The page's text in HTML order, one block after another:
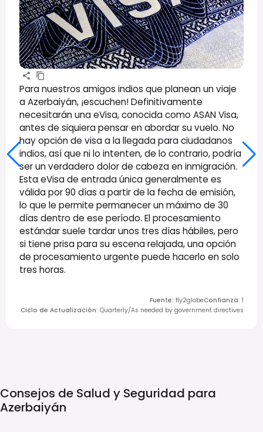
Para nuestros amigos indios que planean un viaje
a Azerbaiyán, ¡escuchen! Definitivamente
necesitarán una eVisa, conocida como ASAN Visa,
antes de siquiera pensar en abordar su vuelo. No
hay opción de visa a la llegada para ciudadanos
indios, así que ni lo intenten, de lo contrario, podría
ser un verdadero dolor de cabeza en inmigración.
Esta eVisa de entrada única generalmente es
válida por 90 días a partir de la fecha de emisión,
lo que le permite permanecer un máximo de 30
días dentro de ese período. El procesamiento
estándar suele tardar unos tres días hábiles, pero
si tiene prisa para su escena relajada, una opción
de procesamiento urgente puede hacerlo en solo
tres horas.
Fuente: fly2globeConfianza: 1
Ciclo de Actualización: Quarterly/As needed by government directives
Consejos de Salud y Seguridad para
Azerbaiyán